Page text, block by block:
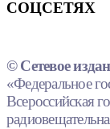
СОЦСЕТЯХ
© Сетевое
«Федеральное
Всероссийская